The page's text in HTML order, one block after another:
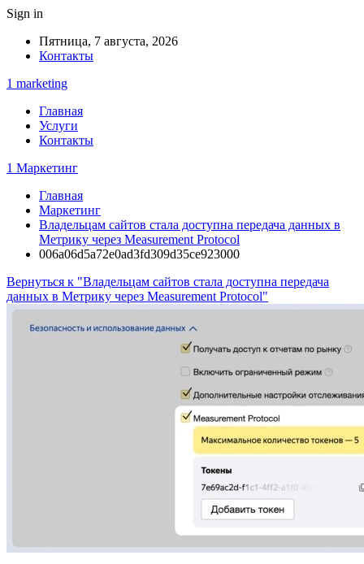
Sign in
Пятница, 7 августа, 2026
Контакты
1 marketing
Главная
Услуги
Контакты
1 Маркетинг
Главная
Маркетинг
Владельцам сайтов стала доступна передача данных в
Метрику через Measurement Protocol
006a06d5a72e0ad3fd309d35ce923000
Вернуться к "Владельцам сайтов стала доступна передача
данных в Метрику через Measurement Protocol"